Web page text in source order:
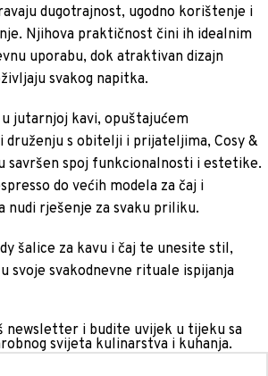
dugotrajnost, ugodno korištenje i
Njihova praktičnost čini ih idealnim
uporabu, dok atraktivan dizajn
svakog napitka.
jutarnjoj kavi, opuštajućem
druženju s obitelji i prijateljima, Cosy &
savršen spoj funkcionalnosti i estetike.
do većih modela za čaj i
nudi rješenje za svaku priliku.
šalice za kavu i čaj te unesite stil,
svoje svakodnevne rituale ispijanja
newsletter i budite uvijek u tijeku sa
svijeta kulinarstva i kuhanja.